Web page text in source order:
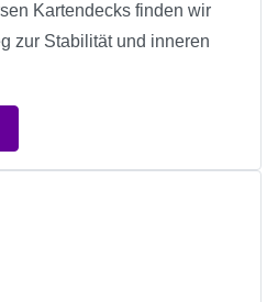
Kartendecks finden wir
zur Stabilität und inneren